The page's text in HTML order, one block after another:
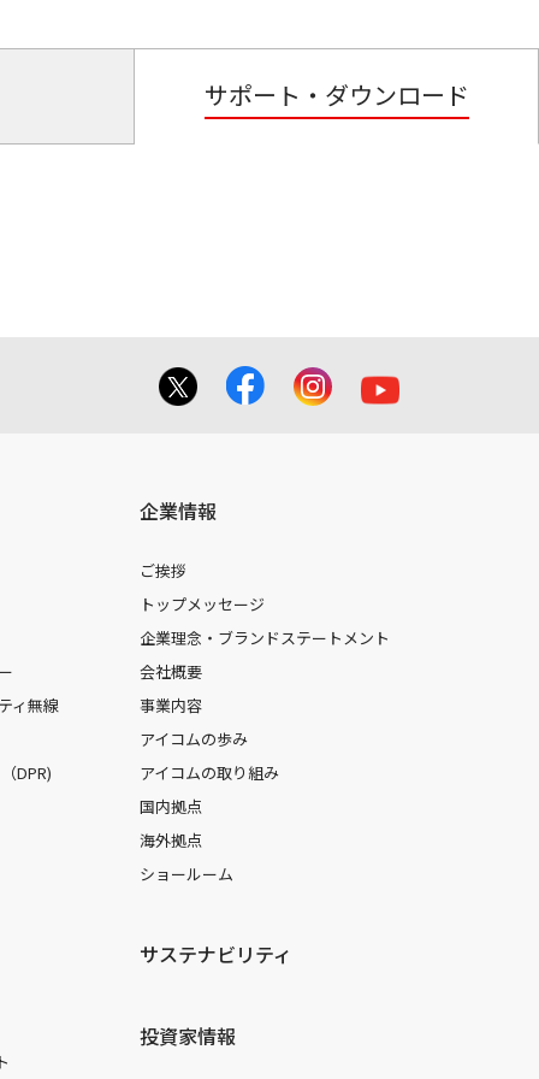
サポート・ダウンロード
ィ無線
DPR)
企業情報
ご挨拶
トップメッセージ
企業理念・ブランドステートメント
会社概要
事業内容
アイコムの歩み
アイコムの取り組み
国内拠点
海外拠点
ショールーム
サステナビリティ
投資家情報